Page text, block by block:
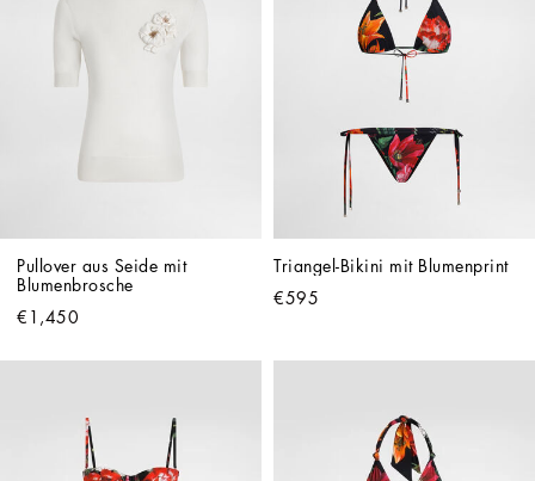
Pullover aus Seide mit
Blumenbrosche
€1,450
Triangel-Bikini mit Blumenprint
€595